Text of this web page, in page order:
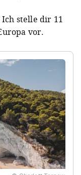
stelle dir 11
vor.